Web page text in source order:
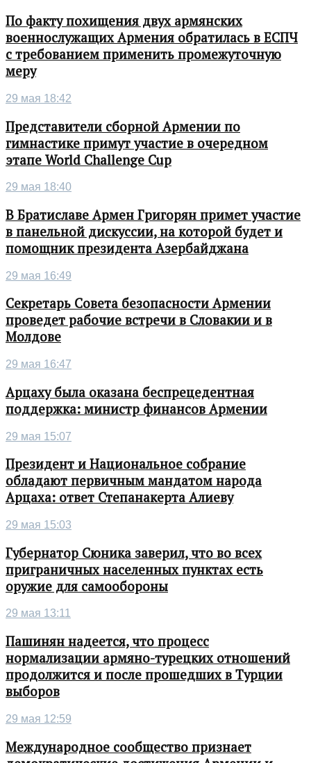
По факту похищения двух армянских
военнослужащих Армения обратилась в ЕСПЧ
с требованием применить промежуточную
меру
29 мая 18:42
Представители сборной Армении по
гимнастике примут участие в очередном
этапе World Challenge Cup
29 мая 18:40
В Братиславе Армен Григорян примет участие
в панельной дискуссии, на которой будет и
помощник президента Азербайджана
29 мая 16:49
Секретарь Совета безопасности Армении
проведет рабочие встречи в Словакии и в
Молдове
29 мая 16:47
Арцаху была оказана беспрецедентная
поддержка: министр финансов Армении
29 мая 15:07
Президент и Национальное собрание
обладают первичным мандатом народа
Арцаха: ответ Степанакерта Алиеву
29 мая 15:03
Губернатор Сюника заверил, что во всех
приграничных населенных пунктах есть
оружие для самообороны
29 мая 13:11
Пашинян надеется, что процесс
нормализации армяно-турецких отношений
продолжится и после прошедших в Турции
выборов
29 мая 12:59
Международное сообщество признает